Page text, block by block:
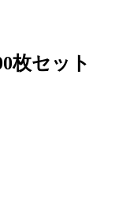
枚セット